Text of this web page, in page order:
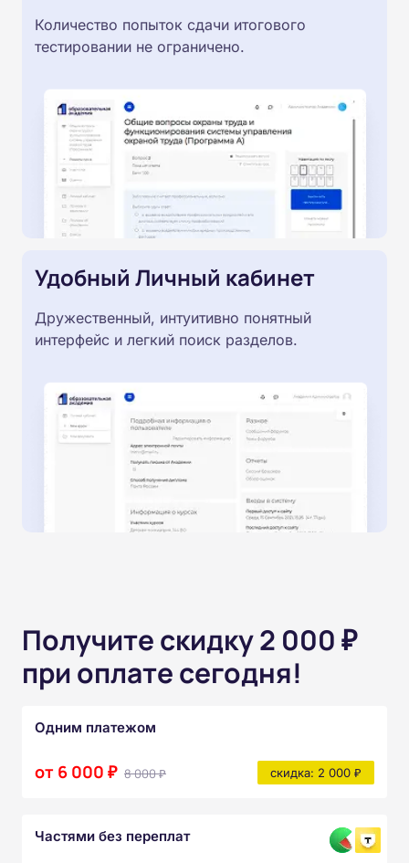
Количество попыток сдачи итогового
тестировании не ограничено.
Удобный Личный кабинет
Дружественный, интуитивно понятный
интерфейс и легкий поиск разделов.
Получите скидку 2 000 ₽
при оплате сегодня!
Одним платежом
от 6 000 ₽ 8 000 ₽ скидка: 2 000 ₽
Частями без переплат